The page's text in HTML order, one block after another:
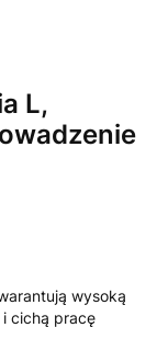
L,
wysoką
cichą pracę